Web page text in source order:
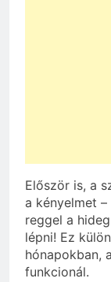
Először is, a
a kényelmet
reggel a
lépni! Ez
hónapokban,
funkcionál.